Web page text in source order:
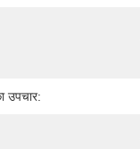
उपचार: